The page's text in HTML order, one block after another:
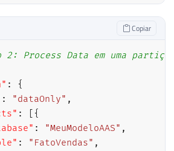
Copiar
2: Process Data em uma
:
{
: "dataOnly" ,
:
{
: "MeuModeloAAS" ,
: "FatoVendas" ,